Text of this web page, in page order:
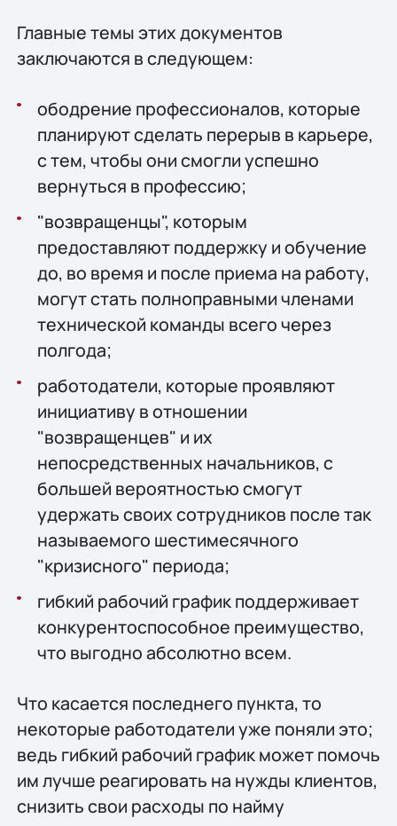
Главные темы этих документов
заключаются в следующем:
ободрение профессионалов, которые
планируют сделать перерыв в карьере,
с тем, чтобы они смогли успешно
вернуться в профессию;
"возвращенцы", которым
предоставляют поддержку и обучение
до, во время и после приема на работу,
могут стать полноправными членами
технической команды всего через
полгода;
работодатели, которые проявляют
инициативу в отношении
"возвращенцев" и их
непосредственных начальников, с
большей вероятностью смогут
удержать своих сотрудников после так
называемого шестимесячного
"кризисного" периода;
гибкий рабочий график поддерживает
конкурентоспособное преимущество,
что выгодно абсолютно всем.
Что касается последнего пункта, то
некоторые работодатели уже поняли это;
ведь гибкий рабочий график может помочь
им лучше реагировать на нужды клиентов,
снизить свои расходы по найму